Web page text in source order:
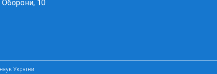
Оборони, 10
України